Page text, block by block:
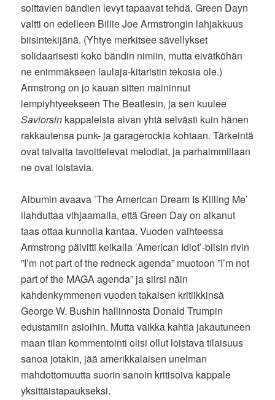
soittavien bändien levyt tapaavat tehdä. Green Dayn
valtti on edelleen Billie Joe Armstrongin lahjakkuus
biisintekijänä. (Yhtye merkitsee sävellykset
solidaarisesti koko bändin nimiin, mutta eivätköhän
ne enimmäkseen laulaja-kitaristin tekosia ole.)
Armstrong on jo kauan sitten maininnut
lempiyhtyeekseen The Beatlesin, ja sen kuulee
Saviorsin kappaleista aivan yhtä selvästi kuin hänen
rakkautensa punk- ja garagerockia kohtaan. Tärkeintä
ovat taivaita tavoittelevat melodiat, ja parhaimmillaan
ne ovat loistavia.
Albumin avaava ’The American Dream Is Killing Me’
ilahduttaa vihjaamalla, että Green Day on alkanut
taas ottaa kunnolla kantaa. Vuoden vaihteessa
Armstrong päivitti keikalla ’American Idiot’-biisin rivin
”I’m not part of the redneck agenda” muotoon ”I’m not
part of the MAGA agenda” ja siirsi näin
kahdenkymmenen vuoden takaisen kritiikkinsä
George W. Bushin hallinnosta Donald Trumpin
edustamiin asioihin. Mutta vaikka kahtia jakautuneen
maan tilan kommentointi olisi ollut loistava tilaisuus
sanoa jotakin, jää amerikkalaisen unelman
mahdottomuutta suorin sanoin kritisoiva kappale
yksittäistapaukseksi.